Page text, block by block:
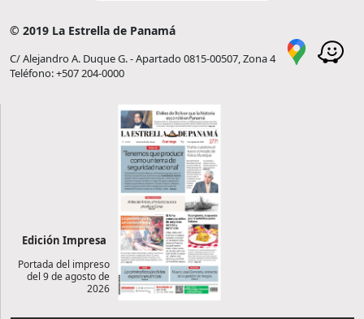
© 2019 La Estrella de Panamá
C/ Alejandro A. Duque G. - Apartado 0815-00507, Zona 4
Teléfono: +507 204-0000
Edición Impresa
Portada del impreso
del 9 de agosto de
2026